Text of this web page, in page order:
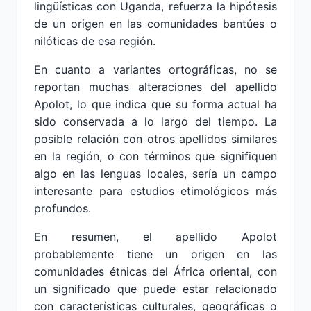
lingüísticas con Uganda, refuerza la hipótesis
de un origen en las comunidades bantúes o
nilóticas de esa región.
En cuanto a variantes ortográficas, no se
reportan muchas alteraciones del apellido
Apolot, lo que indica que su forma actual ha
sido conservada a lo largo del tiempo. La
posible relación con otros apellidos similares
en la región, o con términos que signifiquen
algo en las lenguas locales, sería un campo
interesante para estudios etimológicos más
profundos.
En resumen, el apellido Apolot
probablemente tiene un origen en las
comunidades étnicas del África oriental, con
un significado que puede estar relacionado
con características culturales, geográficas o